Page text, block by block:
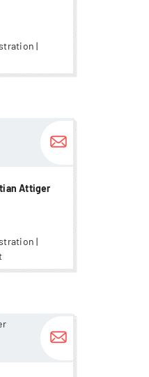
|
Attiger
|
more...
more...
more...
more...